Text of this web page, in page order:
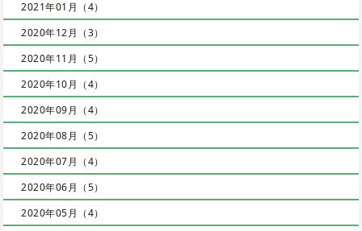
2021年01月（4）
2020年12月（3）
2020年11月（5）
2020年10月（4）
2020年09月（4）
2020年08月（5）
2020年07月（4）
2020年06月（5）
2020年05月（4）